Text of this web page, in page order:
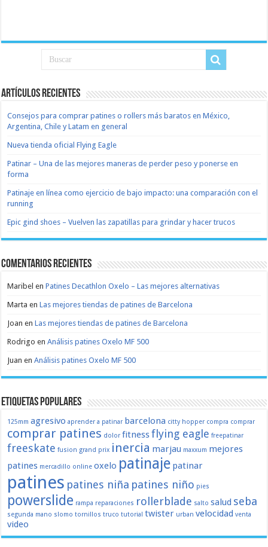
Artículos recientes
Consejos para comprar patines o rollers más baratos en México,
Argentina, Chile y Latam en general
Nueva tienda oficial Flying Eagle
Patinar – Una de las mejores maneras de perder peso y ponerse en
forma
Patinaje en línea como ejercicio de bajo impacto: una comparación con el
running
Epic gind shoes – Vuelven las zapatillas para grindar y hacer trucos
Comentarios recientes
Maribel enPatines Decathlon Oxelo – Las mejores alternativas
Marta enLas mejores tiendas de patines de Barcelona
Joan enLas mejores tiendas de patines de Barcelona
Rodrigo enAnálisis patines Oxelo MF 500
Juan enAnálisis patines Oxelo MF 500
Etiquetas populares
125mm agresivo aprender a patinar barcelona citty hopper compra comprar
comprar patines dolor fitnessflying eagle freepatinar
freeskate fusion grand prix inercia marjau maxxum mejores
patines mercadillo online oxelo patinaje patinar
patines patines niña patines niño pies
powerslide rampa reparaciones rollerblade salto salud seba
segunda mano slomo tornillos truco tutorial twister urban velocidad venta
video